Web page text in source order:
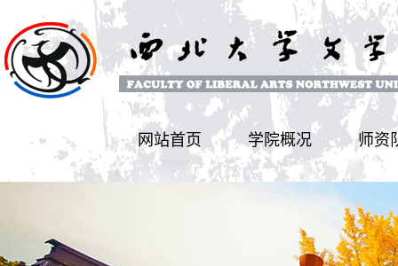
网站首页 学院概况 师资